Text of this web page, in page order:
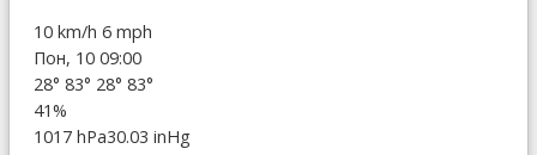
10 km/h 6 mph
Пон, 10 09:00
28° 83° 28° 83°
41%
1017 hPa30.03 inHg